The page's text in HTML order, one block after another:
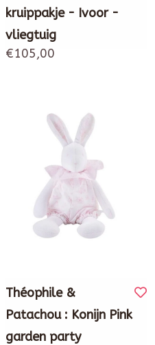
kruippakje - Ivoor -
vliegtuig
€105,00
Théophile &
Patachou : Konijn Pink
garden party